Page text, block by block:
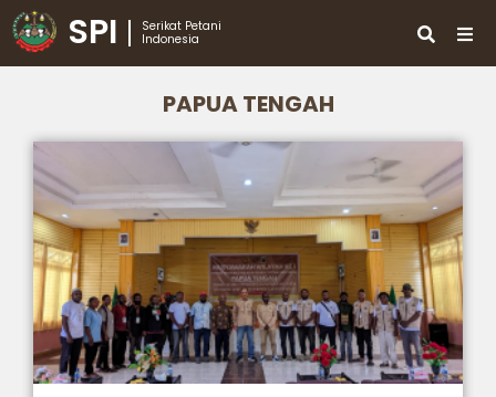
SPI
Serikat Petani
Indonesia
PAPUA TENGAH